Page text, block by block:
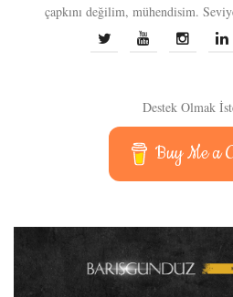
çapkını değilim, mühendisim.
Destek Olmak
Buy Me a